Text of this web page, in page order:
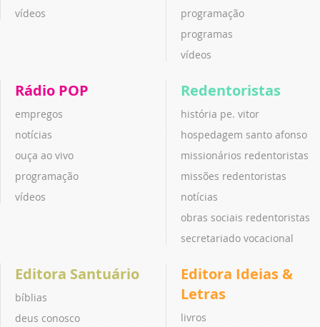
vídeos
programação
programas
vídeos
Rádio POP
empregos
notícias
ouça ao vivo
programação
vídeos
Redentoristas
história pe. vitor
hospedagem santo afonso
missionários redentoristas
missões redentoristas
notícias
obras sociais redentoristas
secretariado vocacional
Editora Santuário
bíblias
deus conosco
Editora Ideias &
Letras
livros